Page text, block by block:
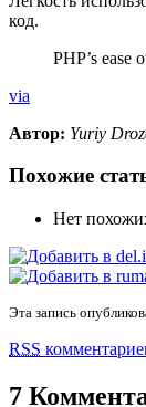
код.
PHP’s ease
via
Автор: Yuriy
Похожие
Нет
Эта запись
RSS
7